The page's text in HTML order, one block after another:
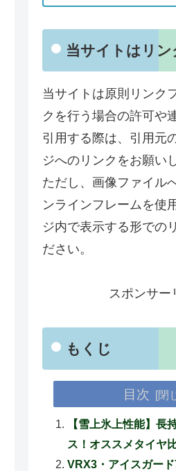
当サイトはリ
当サイトは原則リンク
クを行う場合の許可や
引用する際は、引用元
ジへのリンクをお願い
ただし、画像ファイル
ンラインフレームを使
ジ内で表示する形での
ださい。
スポンサー
もくじ
目次
【雪上氷上性能】長
ス！オススメタイヤ
VRX3・アイスガー